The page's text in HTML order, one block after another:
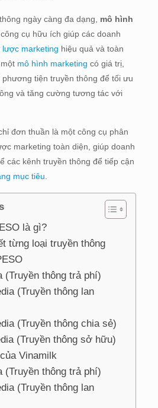
ngày càng đa dạng, mô hình
cụ hữu ích giúp các doanh
lược marketing hiệu quả và toàn
mô hình marketing có giá trị,
phương tiện truyền thông để tối ưu
và tăng cường tương tác với
đơn thuần là một công cụ phân
marketing toàn diện, giúp doanh
các kênh truyền thông để tiếp cận
mục tiêu
là gì?
từng loại truyền thông
(Truyền thông trả phí)
(Truyền thông lan
(Truyền thông chia sẻ)
(Truyền thông sở hữu)
Vinamilk
(Truyền thông trả phí)
(Truyền thông lan